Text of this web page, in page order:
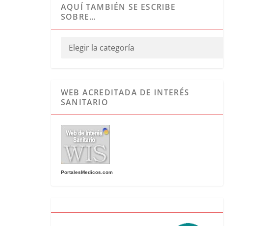
AQUÍ TAMBIÉN SE ESCRIBE
SOBRE…
WEB ACREDITADA DE INTERÉS
SANITARIO
PortalesMedicos.com